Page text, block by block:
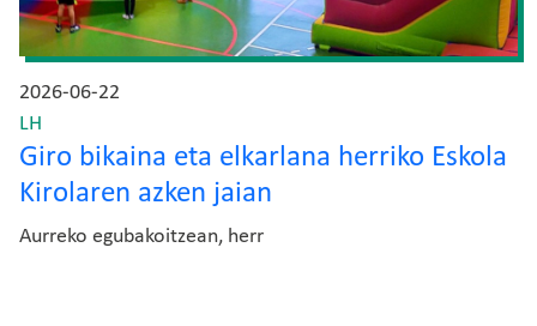
2026-06-22
LH
Giro bikaina eta elkarlana herriko Eskola
Kirolaren azken jaian
Aurreko egubakoitzean, herr